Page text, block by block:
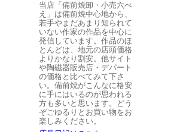
当店「備前焼卸・小売六べ
え」は備前焼中心地から、
若手やまだあまり知られて
いない作家の作品を中心に
発信しています。作品のほ
とんどは、地元の店頭価格
よりかなり割安。他サイト
や陶磁器販売店・デパート
の価格と比べてみて下さ
い。備前焼がこんなに格安
に手にはいるのが思われる
方も多いと思います。どう
ぞごゆるりとお買い物をお
楽しみください。